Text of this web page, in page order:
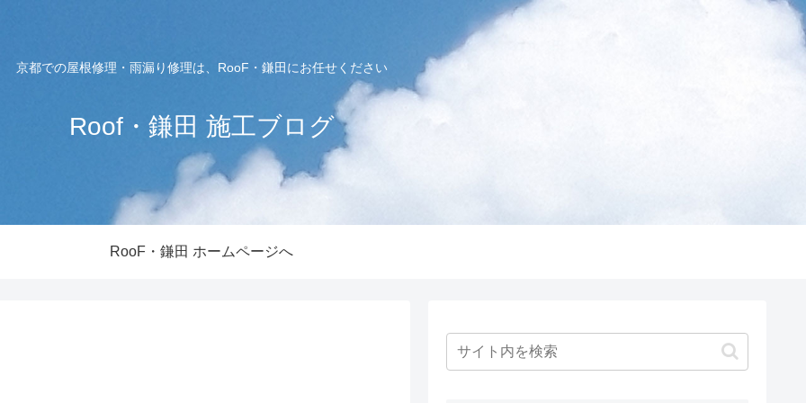
京都での屋根修理・雨漏り修理は、RooF・鎌田にお任せください
Roof・鎌田 施工ブログ
RooF・鎌田 ホームページへ